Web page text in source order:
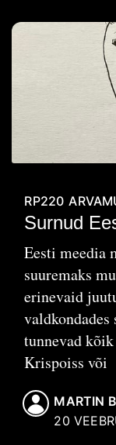
RP220
Surnud
Eesti meedia
suuremaks
erinevaid
tunnevad
Krispoiss või
MARTIN
20